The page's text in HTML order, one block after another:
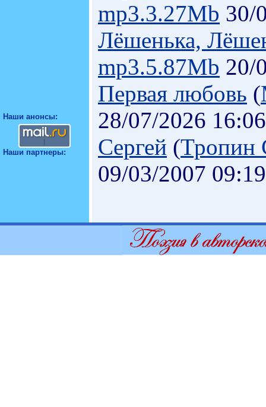
Наши анонсы:
Наши партнеры:
mp3.3.27Mb 30/
Лёшенька,
mp3.5.87Mb 20/
Первая любовь (
28/07/2026 16:06
Сергей (Тропин
09/03/2007 09:19